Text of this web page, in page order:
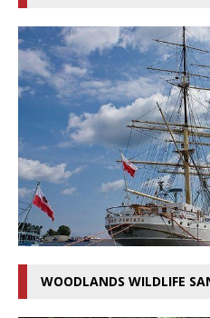
WOODLANDS WILDLIFE